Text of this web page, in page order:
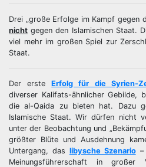
Drei „große Erfolge im Kampf gegen
nicht gegen den Islamischen Staat.
viel mehr im großen Spiel zur
Staat.
Der ersteErfolg für die Syrien-
diverser Kalifats-ähnlicher Gebilde,
die al-Qaida zu bieten hat. Dazu
Islamische Staat. Wir dürfen nicht
unter der Beobachtung und
größter Blüte und Ausdehnung
Untergang, das libysche Szenario–
Meinungsführerschaft in großer